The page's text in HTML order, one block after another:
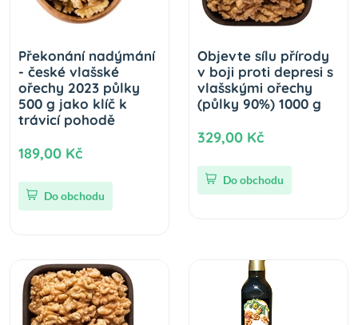
Překonání nadýmání
- české vlašské
ořechy 2023 půlky
500 g jako klíč k
trávicí pohodě
189,00 Kč
Do obchodu
Objevte sílu přírody
v boji proti depresi s
vlašskými ořechy
(půlky 90%) 1000 g
329,00 Kč
Do obchodu